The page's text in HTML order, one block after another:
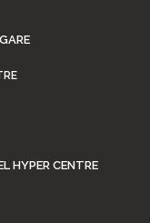
HYPER CENTRE